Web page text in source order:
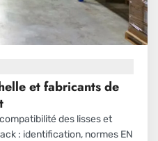
et fabricants de
des lisses et
: identification, normes EN